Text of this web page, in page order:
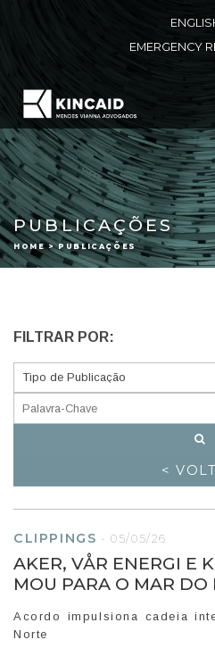
EMERGENCY
PUBLICAÇÕES
HOME > PUBLICAÇÕES
FILTRAR POR:
<
CLIPPINGS -05/05/26
AKER, VÅR ENERGI E
MOU PARA O MAR DO
Acordo impulsiona cadeia
Norte